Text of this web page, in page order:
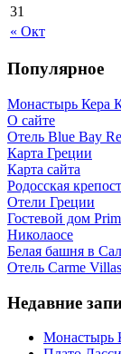
« Окт
31
Популярное
Монастырь Кера
О сайте
Отель Blue Bay
Карта Греции
Карта сайта
Родосская
Отели Греции
Гостевой дом
Николаосе
Белая башня в
Отель Carme
Недавние
Монастырь